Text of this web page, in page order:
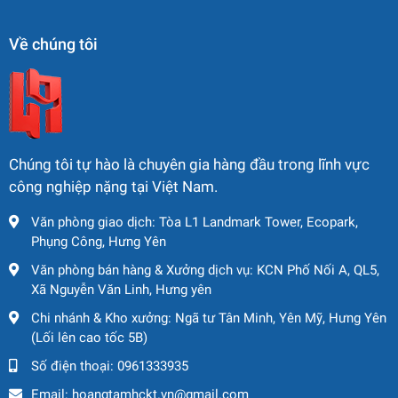
✔️ Phù hợp với mọi công trình:
bãi bồi, công trình dân dụng...
✔️ Hỗ trợ kỹ thuật tận nơi
hành lâu dài
✔️Giá thành cạnh tranh
📦Ưu Đãi Kèm Theo
🚛Miễn phí vận chuyểntrong nội thành
Hỗ trợ kiểm tra, hướng dẫn vận hành chi tiết
nhận máy
🎁Tặng bộ phụ tùng cơ bản kèm theo mỗi máy
Về chúng tôi
Chúng tôi tự hào là chuyên gia hàng đầu trong lĩnh vực
công nghiệp nặng tại Việt Nam.
Văn phòng giao dịch: Tòa L1 Landmark Tower, Ecopark,
Phụng Công, Hưng Yên
Văn phòng bán hàng & Xưởng dịch vụ: KCN Phố Nối A, QL5,
Xã Nguyễn Văn Linh, Hưng yên
Chi nhánh & Kho xưởng: Ngã tư Tân Minh, Yên Mỹ, Hưng Yên
(Lối lên cao tốc 5B)
Số điện thoại: 0961333935
Email: hoangtamhckt.vn@gmail.com